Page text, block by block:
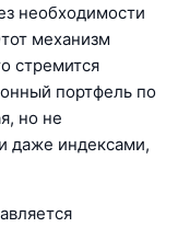
необходимости
механизм
стремится
портфель по
но не
даже индексами,